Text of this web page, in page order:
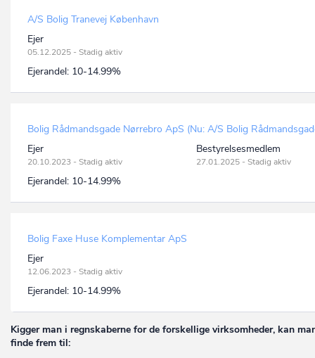
A/S Bolig Tranevej København
Ejer
05.12.2025 - Stadig aktiv
Ejerandel: 10-14.99%
Bolig Rådmandsgade Nørrebro ApS (Nu: A/S Bolig
Ejer
20.10.2023 - Stadig aktiv
Bestyrelsesmedlem
27.01.2025 - Stadig aktiv
Ejerandel: 10-14.99%
Bolig Faxe Huse Komplementar ApS
Ejer
12.06.2023 - Stadig aktiv
Ejerandel: 10-14.99%
Kigger man i regnskaberne for de forskellige virksomheder, kan
finde frem til: